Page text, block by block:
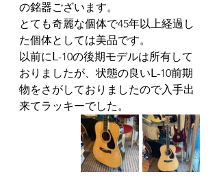
の銘器ございます。
とても奇麗な個体で45年以上経過し
た個体としては美品です。
以前にⅬ-10の後期モデルは所有して
おりましたが、状態の良いⅬ-10前期
物をさがしておりましたので入手出
来てラッキーでした。